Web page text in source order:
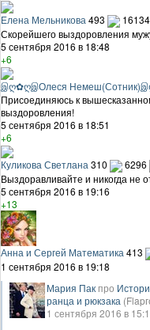
Елена Мельникова 493
16134
Скорейшего выздоровления
5 сентября 2016 в 18:48
+6
இღ✿ღஇОлеся
Присоединяюсь к
выздоровления!
5 сентября 2016 в 18:51
+6
Куликова Светлана 310
6296
Выздоравливайте и никогда не
5 сентября 2016 в 19:16
+13
Анна и Сергей Математика 413
1 сентября 2016 в 19:18
Мария Пак про
ранца и рюкзака
1 сентября 2016 в